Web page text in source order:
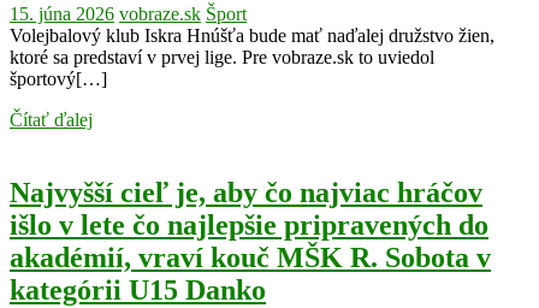
15. júna 2026 vobraze.sk Šport
Volejbalový klub Iskra Hnúšťa bude mať naďalej družstvo žien,
ktoré sa predstaví v prvej lige. Pre vobraze.sk to uviedol
športový[…]
Čítať ďalej
Najvyšší cieľ je, aby čo najviac hráčov
išlo v lete čo najlepšie pripravených do
akadémií, vraví kouč MŠK R. Sobota v
kategórii U15 Danko